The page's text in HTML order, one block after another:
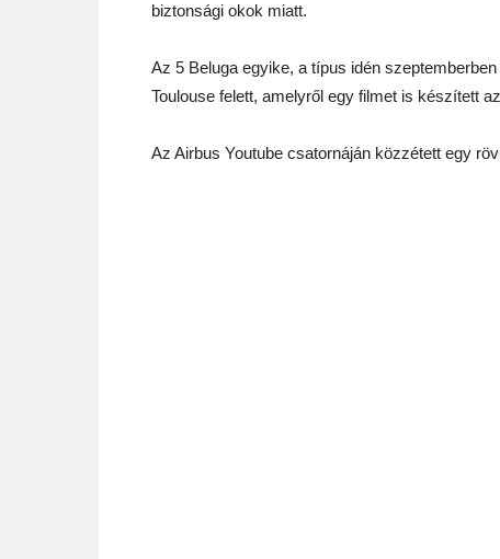
biztonsági okok miatt.
Az 5 Beluga egyike, a típus idén
Toulouse felett, amelyről egy filmet is készített
Az Airbus Youtube csatornáján közzétett egy